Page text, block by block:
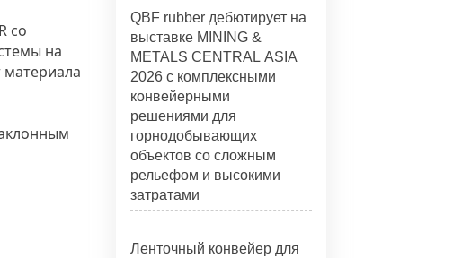
со
на
QBF rubber дебютирует на
выставке MINING &
METALS CENTRAL ASIA
2026 с комплексными
конвейерными
решениями для
горнодобывающих
объектов со сложным
рельефом и высокими
затратами
Ленточный конвейер для